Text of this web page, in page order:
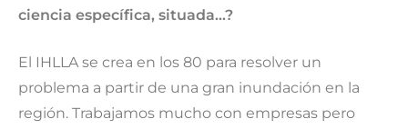
ciencia específica, situada…?
El IHLLA se crea en los 80 para resolver un
problema a partir de una gran inundación en la
región. Trabajamos mucho con empresas pero